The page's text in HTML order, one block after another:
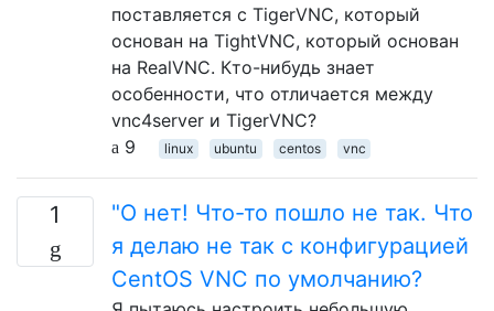
поставляется с TigerVNC, который
основан на TightVNC, который основан
на RealVNC. Кто-нибудь знает
особенности, что отличается между
vnc4server и TigerVNC?
9
linux ubuntu centos vnc
1
"О нет! Что-то пошло не так. Что
я делаю не так с конфигурацией
CentOS VNC по умолчанию?